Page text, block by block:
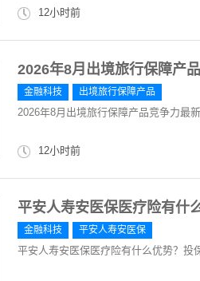
12小时前
2026年8月出境旅行保障产
金融科技 出境旅行保障产品
2026年8月出境旅行保障产品竞争力最
12小时前
平安人寿安医保医疗险有什
金融科技 平安人寿安医保
平安人寿安医保医疗险有什么优势？投